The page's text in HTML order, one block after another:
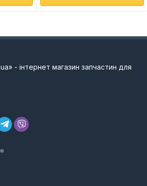
- інтернет магазин запчастин для